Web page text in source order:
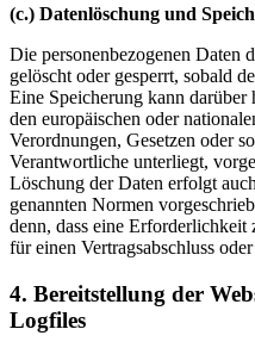
(c.) Datenlöschung und
Die personenbezogenen Daten
gelöscht oder gesperrt, sobald
Eine Speicherung kann
den europäischen oder
Verordnungen, Gesetzen oder
Verantwortliche unterliegt,
Löschung der Daten erfolgt
genannten Normen
denn, dass eine Erforderlichkeit
für einen Vertragsabschluss
4. Bereitstellung der
Logfiles